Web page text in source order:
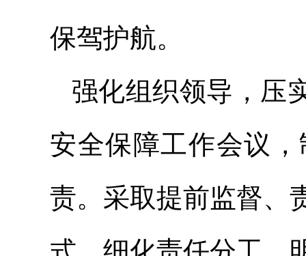
保驾护航。
强化组织领导，压
安全保障工作会议
责。采取提前监督、